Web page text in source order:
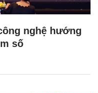
nghệ hướng
số